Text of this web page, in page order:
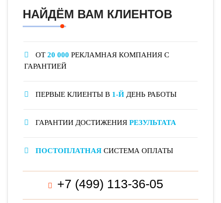
НАЙДЁМ ВАМ КЛИЕНТОВ
ОТ 20 000 РЕКЛАМНАЯ КОМПАНИЯ С
ГАРАНТИЕЙ
ПЕРВЫЕ КЛИЕНТЫ В 1-Й ДЕНЬ РАБОТЫ
ГАРАНТИИ ДОСТИЖЕНИЯ РЕЗУЛЬТАТА
ПОСТОПЛАТНАЯ СИСТЕМА ОПЛАТЫ
+7 (499) 113-36-05